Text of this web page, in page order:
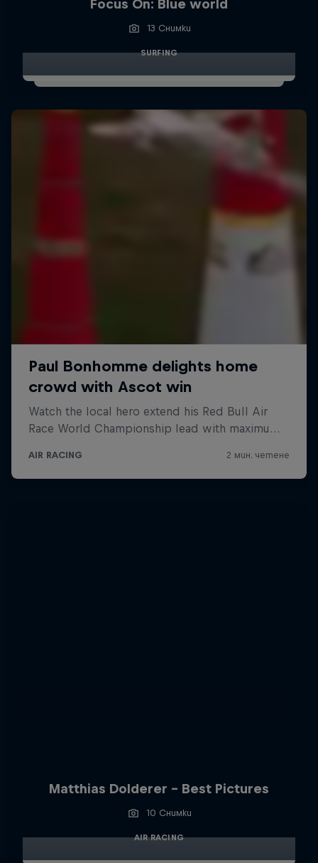
Focus On: Blue world
13 Снимки
SURFING
Matthias Dolderer - Best Pictures
10 Снимки
AIR RACING